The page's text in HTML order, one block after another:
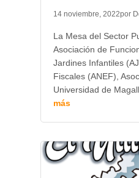
14 noviembre, 2022por
La Mesa del Sector
Asociación de
Jardines Infantiles
Fiscales (ANEF),
Universidad de
más